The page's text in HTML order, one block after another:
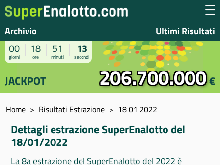
Archivio Ultimi Risultati
00
giorni
18
ore
51
minuti
13
secondi
JACKPOT 206.700.000€
Home Risultati Estrazione 18 01 2022
Dettagli estrazione SuperEnalotto del
18/01/2022
La 8a estrazione del SuperEnalotto del 2022 è